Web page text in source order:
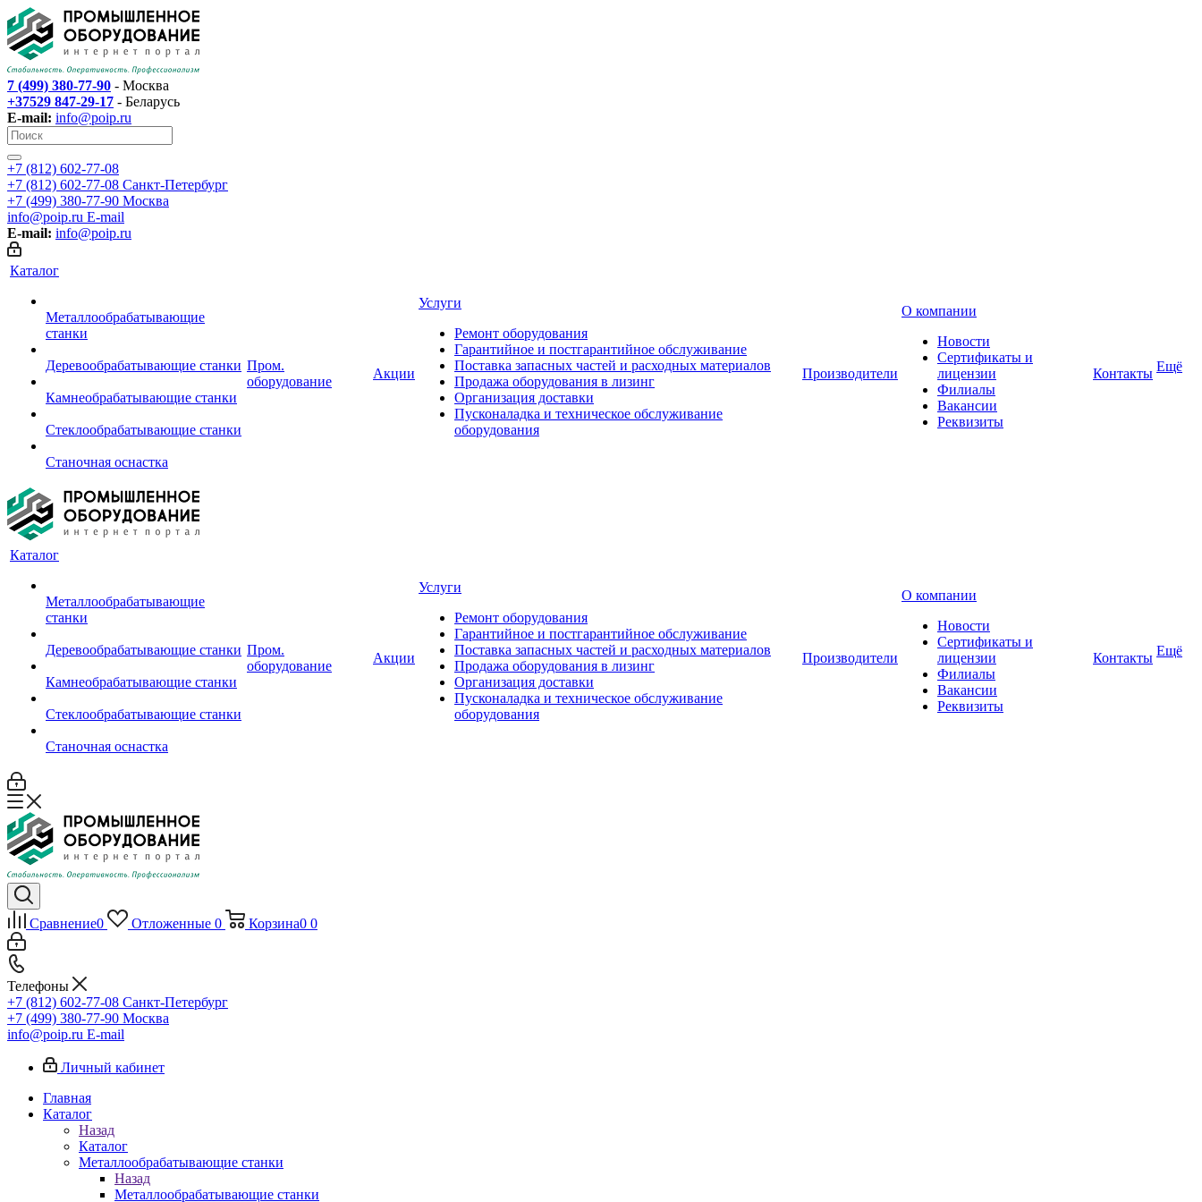
7 (499) 380-77-90 - Москва
+37529 847-29-17 - Беларусь
E-mail: info@poip.ru
+7 (812) 602-77-08
+7 (812) 602-77-08 Санкт-Петербург
+7 (499) 380-77-90 Москва
info@poip.ru E-mail
E-mail: info@poip.ru
Каталог
Металлообрабатывающие
станки
Деревообрабатывающие станки
Камнеобрабатывающие станки
Стеклообрабатывающие станки
Станочная оснастка
Пром.
оборудование
Акции
Услуги
Ремонт оборудования
Гарантийное и постгарантийное обслуживание
Поставка запасных частей и расходных материалов
Продажа оборудования в лизинг
Организация доставки
Пусконаладка и техническое обслуживание
оборудования
Производители
О компании
Новости
Сертификаты и
лицензии
Филиалы
Вакансии
Реквизиты
Контакты Ещё
Каталог
Металлообрабатывающие
станки
Деревообрабатывающие станки
Камнеобрабатывающие станки
Стеклообрабатывающие станки
Станочная оснастка
Пром.
оборудование
Акции
Услуги
Ремонт оборудования
Гарантийное и постгарантийное обслуживание
Поставка запасных частей и расходных материалов
Продажа оборудования в лизинг
Организация доставки
Пусконаладка и техническое обслуживание
оборудования
Производители
О компании
Новости
Сертификаты и
лицензии
Филиалы
Вакансии
Реквизиты
Контакты Ещё
Сравнение0 Отложенные 0 Корзина0 0
Телефоны
+7 (812) 602-77-08 Санкт-Петербург
+7 (499) 380-77-90 Москва
info@poip.ru E-mail
Личный кабинет
Главная
Каталог
Назад
Каталог
Металлообрабатывающие станки
Назад
Металлообрабатывающие станки